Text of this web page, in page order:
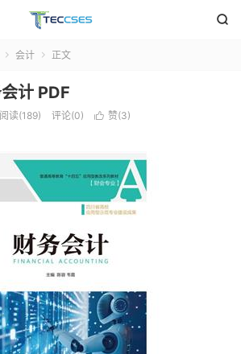

 会计  正文
计 PDF
阅读(189) 评论(0)  赞(3)